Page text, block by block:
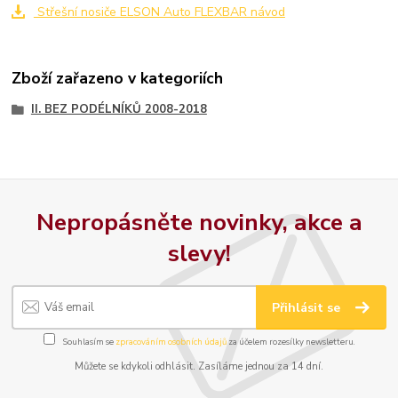
Střešní nosiče ELSON Auto FLEXBAR návod
Zboží zařazeno v kategoriích
II. BEZ PODÉLNÍKŮ 2008-2018
Nepropásněte novinky, akce a
slevy!
Přihlásit se
Souhlasím se zpracováním osobních údajůza účelem rozesílky newsletteru.
Můžete se kdykoli odhlásit. Zasíláme jednou za 14 dní.